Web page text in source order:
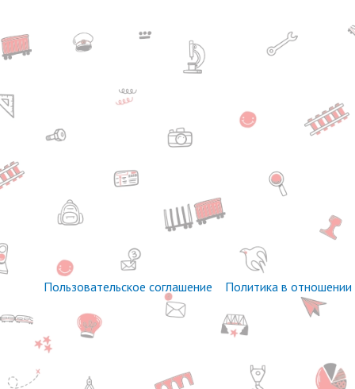
Пользовательское соглашение Политика в